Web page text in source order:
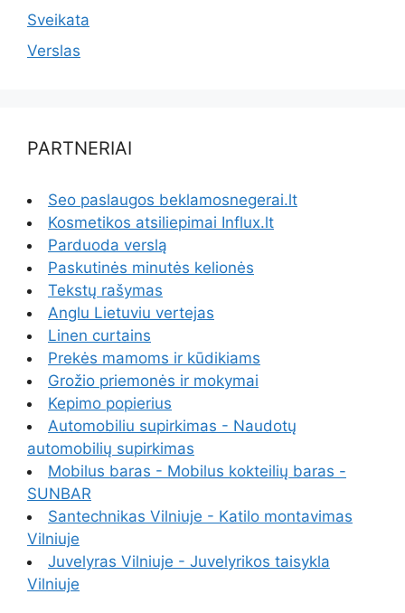
Sveikata
Verslas
PARTNERIAI
Seo paslaugos beklamosnegerai.lt
Kosmetikos atsiliepimai Influx.lt
Parduoda verslą
Paskutinės minutės kelionės
Tekstų rašymas
Anglu Lietuviu vertejas
Linen curtains
Prekės mamoms ir kūdikiams
Grožio priemonės ir mokymai
Kepimo popierius
Automobiliu supirkimas - Naudotų
automobilių supirkimas
Mobilus baras - Mobilus kokteilių baras -
SUNBAR
Santechnikas Vilniuje - Katilo montavimas
Vilniuje
Juvelyras Vilniuje - Juvelyrikos taisykla
Vilniuje